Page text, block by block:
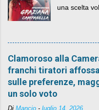
una scelta
Clamoroso alla
franchi tiratori
sulle preferenze,
un solo voto
Di Mancio - luglio 14, 2026